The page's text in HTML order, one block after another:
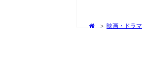
> 映画・ドラマ